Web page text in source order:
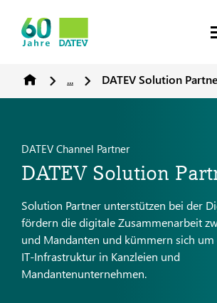
... DATEV Solution
DATEV Channel Partner
DATEV Solution
Solution Partner unterstützen bei der
fördern die digitale Zusammenarbeit
und Mandanten und kümmern sich
IT-Infrastruktur in Kanzleien und
Mandantenunternehmen.